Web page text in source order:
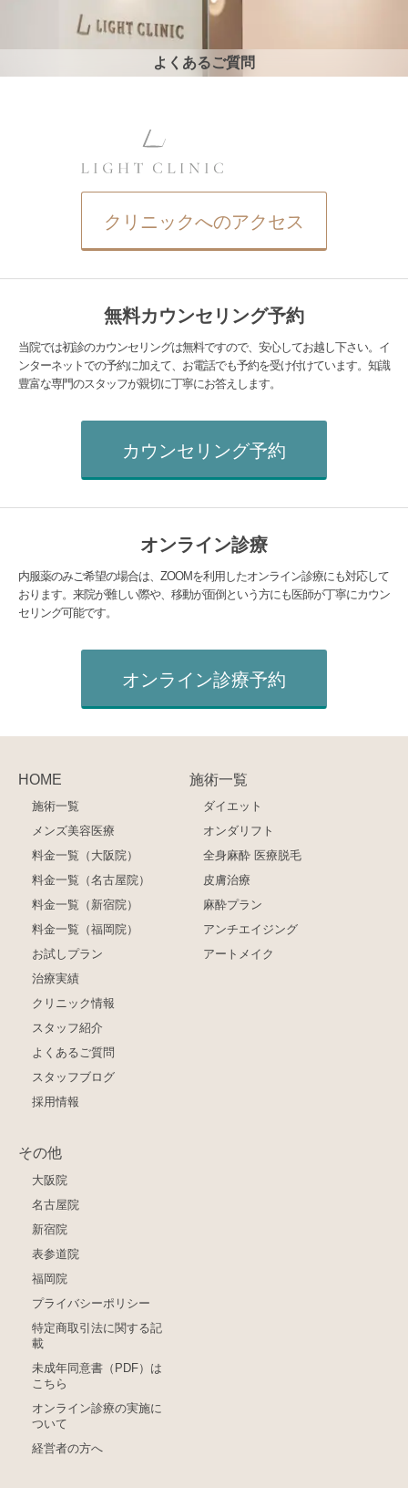
よくあるご質問
クリニックへのアクセス
無料カウンセリング予約
当院では初診のカウンセリングは無料ですので、安心してお越し下さい。イ
ンターネットでの予約に加えて、お電話でも予約を受け付けています。知識
豊富な専門のスタッフが親切に丁寧にお答えします。
カウンセリング予約
オンライン診療
内服薬のみご希望の場合は、ZOOMを利用したオンライン診療にも対応して
おります。来院が難しい際や、移動が面倒という方にも医師が丁寧にカウン
セリング可能です。
オンライン診療予約
HOME
施術一覧
メンズ美容医療
料金一覧（大阪院）
料金一覧（名古屋院）
料金一覧（新宿院）
料金一覧（福岡院）
お試しプラン
治療実績
クリニック情報
スタッフ紹介
よくあるご質問
スタッフブログ
採用情報
施術一覧
ダイエット
オンダリフト
全身麻酔 医療脱毛
皮膚治療
麻酔プラン
アンチエイジング
アートメイク
その他
大阪院
名古屋院
新宿院
表参道院
福岡院
プライバシーポリシー
特定商取引法に関する記
載
未成年同意書（PDF）は
こちら
オンライン診療の実施に
ついて
経営者の方へ